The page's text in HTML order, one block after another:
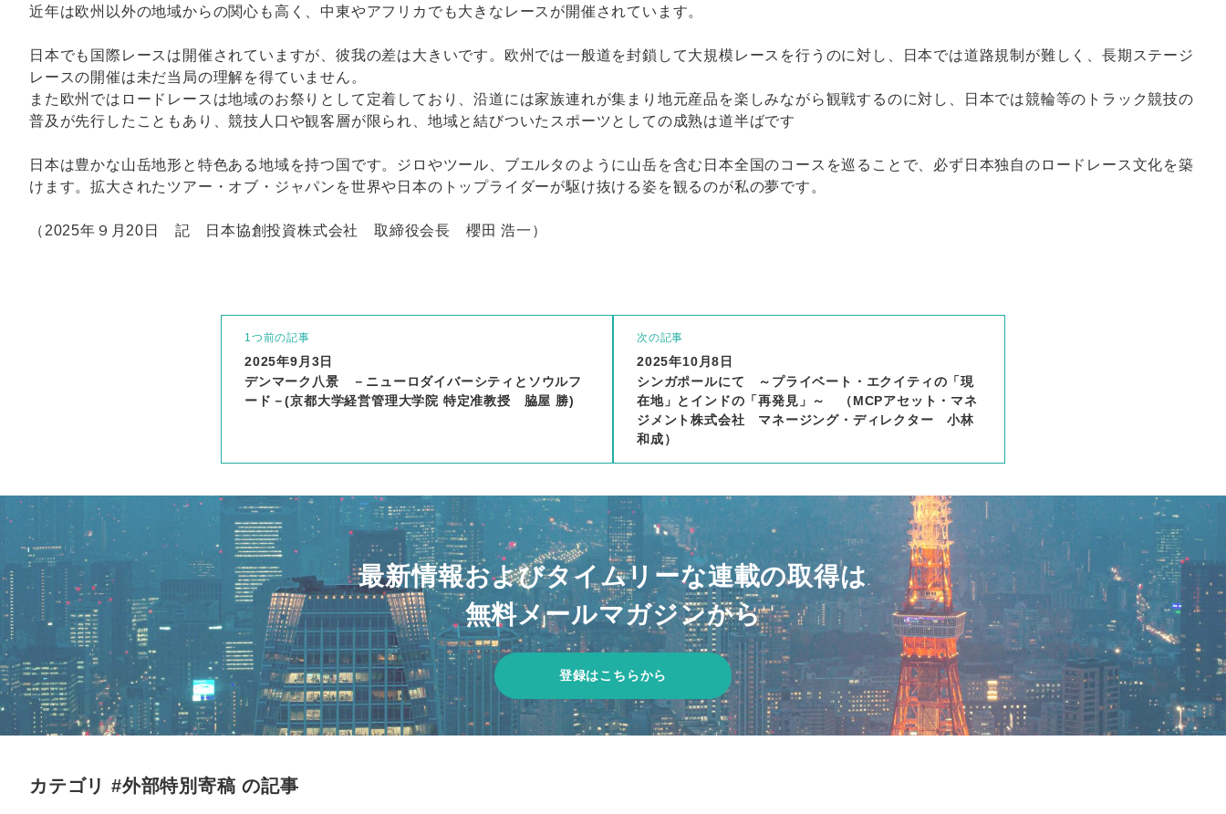
近年は欧州以外の地域からの関心も高く、中東やアフリカでも大きなレースが開催されています。
日本でも国際レースは開催されていますが、彼我の差は大きいです。欧州では一般道を封鎖して大規模レースを行うのに対し、日本では道路規制が難しく、長期ステージ
レースの開催は未だ当局の理解を得ていません。
また欧州ではロードレースは地域のお祭りとして定着しており、沿道には家族連れが集まり地元産品を楽しみながら観戦するのに対し、日本では競輪等のトラック競技の
普及が先行したこともあり、競技人口や観客層が限られ、地域と結びついたスポーツとしての成熟は道半ばです
日本は豊かな山岳地形と特色ある地域を持つ国です。ジロやツール、ブエルタのように山岳を含む日本全国のコースを巡ることで、必ず日本独自のロードレース文化を築
けます。拡大されたツアー・オブ・ジャパンを世界や日本のトップライダーが駆け抜ける姿を観るのが私の夢です。
（2025年９月20日 記 日本協創投資株式会社 取締役会長 櫻田 浩一）
1つ前の記事
2025年9月3日
デンマーク八景 －ニューロダイバーシティとソウルフ
ード－(京都大学経営管理大学院 特定准教授 脇屋 勝)
次の記事
2025年10月8日
シンガポールにて ～プライベート・エクイティの「現
在地」とインドの「再発見」～ （MCPアセット・マネ
ジメント株式会社 マネージング・ディレクター 小林
和成）
最新情報およびタイムリーな連載の取得は
無料メールマガジンから
登録はこちらから
カテゴリ #外部特別寄稿 の記事